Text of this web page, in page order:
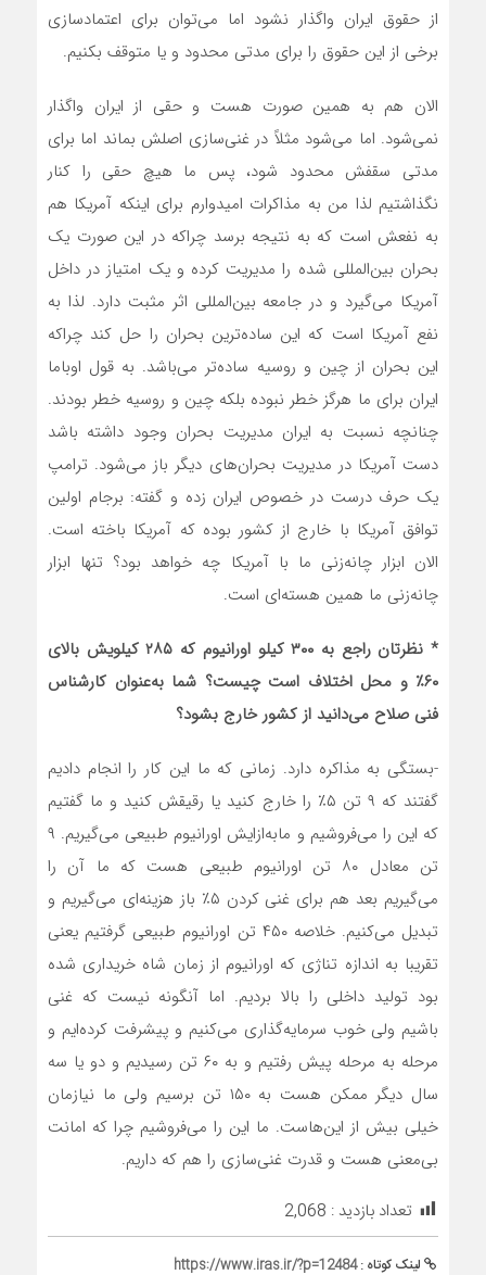
از حقوق ایران واگذار نشود اما می‌توان برای اعتمادسازی
برخی از این حقوق را برای مدتی محدود و یا متوقف بکنیم.
الان هم به همین صورت هست و حقی از ایران واگذار
نمی‌شود. اما می‌شود مثلاً در غنی‌سازی اصلش بماند اما برای
مدتی سقفش محدود شود، پس ما هیچ حقی را کنار
نگذاشتیم لذا من به مذاکرات امیدوارم برای اینکه آمریکا هم
به نفعش است که به نتیجه برسد چراکه در این صورت یک
بحران بین‌المللی شده را مدیریت کرده و یک امتیاز در داخل
آمریکا می‌گیرد و در جامعه بین‌المللی اثر مثبت دارد. لذا به
نفع آمریکا است که این ساده‌ترین بحران را حل کند چراکه
این بحران از چین و روسیه ساده‌تر می‌باشد. به قول اوباما
ایران برای ما هرگز خطر نبوده بلکه چین و روسیه خطر بودند.
چنانچه نسبت به ایران مدیریت بحران وجود داشته باشد
دست آمریکا در مدیریت بحران‌های دیگر باز می‌شود. ترامپ
یک حرف درست در خصوص ایران زده و گفته: برجام اولین
توافق آمریکا با خارج از کشور بوده که آمریکا باخته است.
الان ابزار چانه‌زنی ما با آمریکا چه خواهد بود؟ تنها ابزار
چانه‌زنی ما همین هسته‌ای است.
* نظرتان راجع به ۳۰۰ کیلو اورانیوم که ۲۸۵ کیلویش بالای
۶۰٪ و محل اختلاف است چیست؟ شما به‌عنوان کارشناس
فنی صلاح می‌دانید از کشور خارج بشود؟
-بستگی به مذاکره دارد. زمانی که ما این کار را انجام دادیم
گفتند که ۹ تن ۵٪ را خارج کنید یا رقیقش کنید و ما گفتیم
که این را می‌فروشیم و مابه‌ازایش اورانیوم طبیعی می‌گیریم. ۹
تن معادل ۸۰ تن اورانیوم طبیعی هست که ما آن را
می‌گیریم بعد هم برای غنی کردن ۵٪ باز هزینه‌ای می‌گیریم و
تبدیل می‌کنیم. خلاصه ۴۵۰ تن اورانیوم طبیعی گرفتیم یعنی
تقریبا به اندازه تناژی که اورانیوم از زمان شاه خریداری شده
بود تولید داخلی را بالا بردیم. اما آنگونه نیست که غنی
باشیم ولی خوب سرمایه‌گذاری می‌کنیم و پیشرفت کرده‌ایم و
مرحله به مرحله پیش رفتیم و به ۶۰ تن رسیدیم و دو یا سه
سال دیگر ممکن هست به ۱۵۰ تن برسیم ولی ما نیازمان
خیلی بیش از این‌هاست. ما این را می‌فروشیم چرا که امانت
بی‌معنی هست و قدرت غنی‌سازی را هم که داریم.
تعداد بازدید : 2,068
لینک کوتاه :https://www.iras.ir/?p=12484